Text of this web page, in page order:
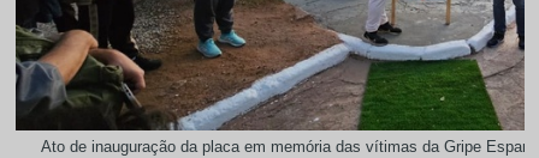
Ato de inauguração da placa em memória das vítimas da Gripe